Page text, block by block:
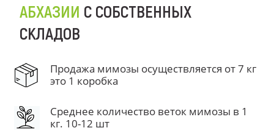
АБХАЗИИ С СОБСТВЕННЫХ
СКЛАДОВ
Продажа мимозы осуществляется от 7 кг
это 1 коробка
Среднее количество веток мимозы в 1
кг. 10-12 шт